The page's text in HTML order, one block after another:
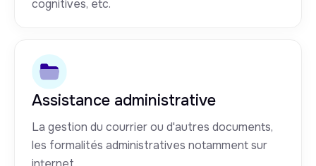
cognitives, etc.
Assistance administrative
La gestion du courrier ou d'autres documents,
les formalités administratives notamment sur